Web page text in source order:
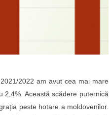
2022 am avut cea mai mare
Această scădere puternică
peste hotare a moldovenilor.